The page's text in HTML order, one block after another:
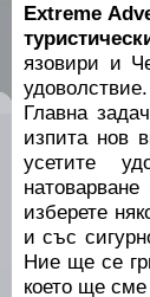
Extreme
язовири и
удоволствие.
Главна
изпита нов
усетите
изберете
и със
Ние ще се
което ще